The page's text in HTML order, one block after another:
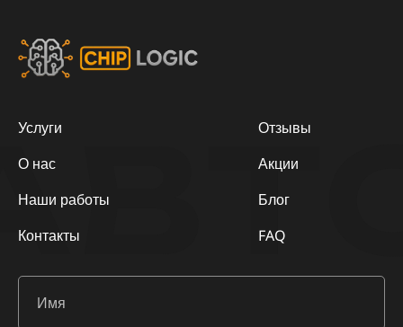
Услуги
О нас
Наши работы
Контакты
Отзывы
Акции
Блог
FAQ